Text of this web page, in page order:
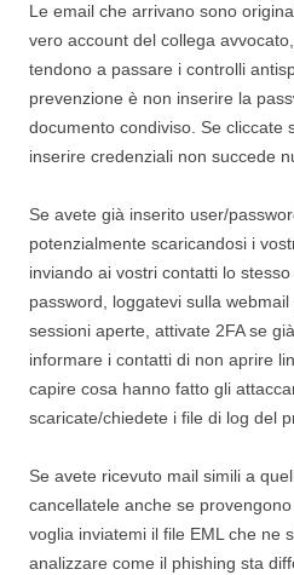
Le email che arrivano sono
vero account del collega
tendono a passare i controlli
prevenzione è non inserire la
documento condiviso. Se cliccate
inserire credenziali non succede
Se avete già inserito user/
potenzialmente scaricandosi i
inviando ai vostri contatti lo
password, loggatevi sulla
sessioni aperte, attivate 2FA se
informare i contatti di non aprire
capire cosa hanno fatto gli
scaricate/chiedete i file di log del
Se avete ricevuto mail simili a
cancellatele anche se
voglia inviatemi il file EML che ne
analizzare come il phishing sta